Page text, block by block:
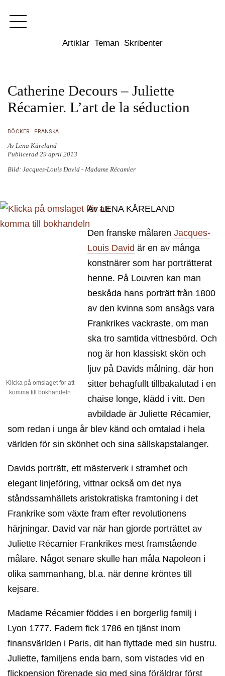
Artiklar Teman Skribenter
Catherine Decours – Juliette
Récamier. L’art de la séduction
BÖCKER FRANSKA
Av Lena Kåreland
Publicerad 29 april 2013
Bild: Jacques-Louis David - Madame Récamier
Klicka på omslaget för att
komma till bokhandeln
Av LENA KÅRELAND
Den franske målaren Jacques-
Louis David är en av många
konstnärer som har porträtterat
henne. På Louvren kan man
beskåda hans porträtt från 1800
av den kvinna som ansågs vara
Frankrikes vackraste, om man
ska tro samtida vittnesbörd. Och
nog är hon klassiskt skön och
ljuv på Davids målning, där hon
sitter behagfullt tillbakalutad i en
chaise longe, klädd i vitt. Den
avbildade är Juliette Récamier,
som redan i unga år blev känd och omtalad i hela
världen för sin skönhet och sina sällskapstalanger.
Davids porträtt, ett mästerverk i stramhet och
elegant linjeföring, vittnar också om det nya
ståndssamhällets aristokratiska framtoning i det
Frankrike som växte fram efter revolutionens
härjningar. David var när han gjorde porträttet av
Juliette Récamier Frankrikes mest framstående
målare. Något senare skulle han måla Napoleon i
olika sammanhang, bl.a. när denne kröntes till
kejsare.
Madame Récamier föddes i en borgerlig familj i
Lyon 1777. Fadern fick 1786 en tjänst inom
finansvärlden i Paris, dit han flyttade med sin hustru.
Juliette, familjens enda barn, som vistades vid en
flickpension förenade sig med sina föräldrar först